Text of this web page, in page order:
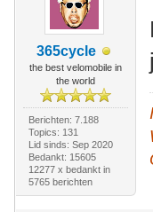
365cycle
the best velomobile in
the world
Berichten: 7.188
Topics: 131
Lid sinds: Sep 2020
Bedankt: 15605
12277 x bedankt in
5765 berichten